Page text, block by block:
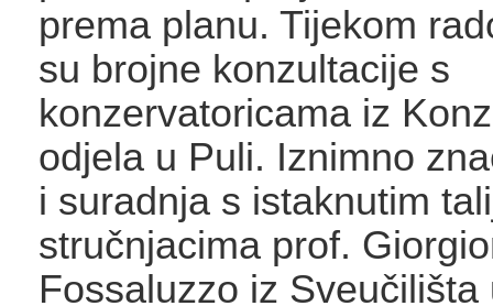
prema planu. Tijekom
su brojne konzultacije s
konzervatoricama iz
odjela u Puli. Iznimno
i suradnja s istaknutim
stručnjacima prof.
Fossaluzzo iz Sveučilišta